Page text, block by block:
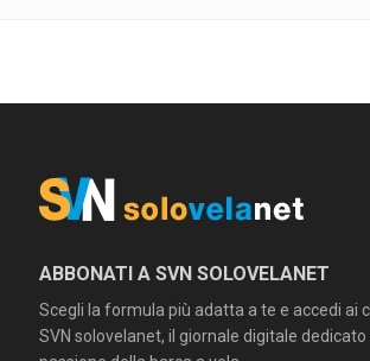
ABBONATI A SVN SOLOVELANET
Scegli la formula più adatta a te e accedi ai
SVN solovelanet, il giornale digitale dedicato